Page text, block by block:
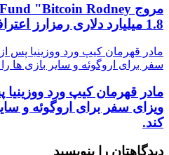
1.8 میلیارد دلاری رمزارز اعتراف کرد
مادر قهرمان کیپ ورد ووزینیا پس
سفر برای اروگوئه و سایر بازی ها
مادر قهرمان کیپ ورد
ویزای سفر برای اروگوئه و
کند.
دیدگاهتان را بنویسید